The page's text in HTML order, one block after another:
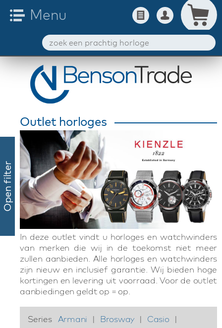
Open filter
Outlet horloges
In deze outlet vindt u horloges en watchwinders
van merken die wij in de toekomst niet meer
zullen aanbieden. Alle horloges en watchwinders
zijn nieuw en inclusief garantie. Wij bieden hoge
kortingen en levering uit voorraad. Voor de outlet
aanbiedingen geldt op = op.
Series Armani | Brosway | Casio
|